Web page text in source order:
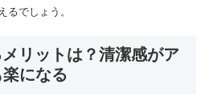
るでしょう。
リットは？清潔感がア
になる